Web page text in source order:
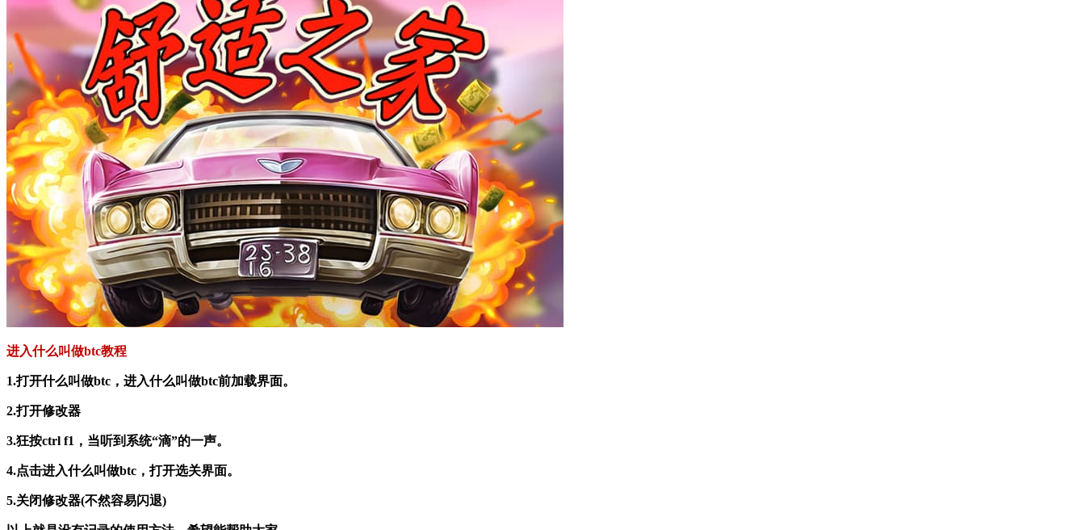
进入什么叫做btc教程
1.打开什么叫做btc，进入什么叫做btc前加载界面。
2.打开修改器
3.狂按ctrl f1，当听到系统“滴”的一声。
4.点击进入什么叫做btc，打开选关界面。
5.关闭修改器(不然容易闪退)